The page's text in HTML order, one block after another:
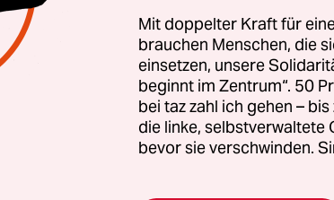
Himar Ojeda wünscht sich
das gelingen soll? Mit modernen
so zum Beispiel der Aktion „Größe
Dabei werden Berlins größte
Mit doppelter Kraft für
brauchen Menschen, die
einsetzen, unsere
beginnt im Zentrum“. 50
bei taz zahl ich gehen –
die linke, selbstverwaltete
bevor sie verschwinden.